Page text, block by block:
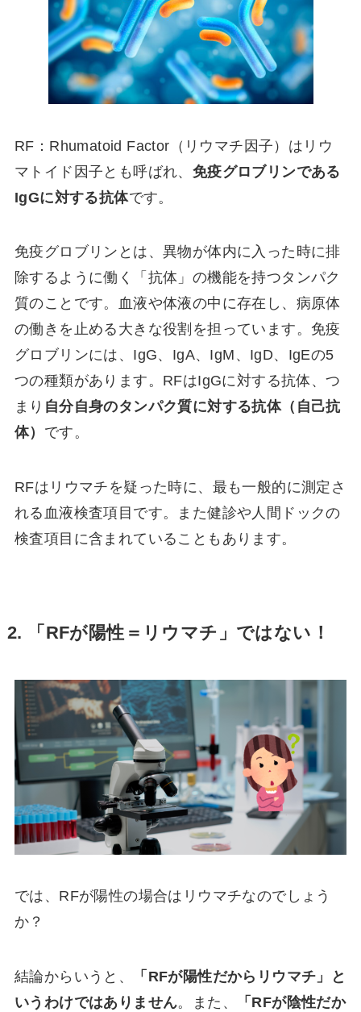
RF：Rhumatoid Factor（リウマチ因子）はリウ
マトイド因子とも呼ばれ、 免疫グロブリンである
IgGに対する抗体です。
免疫グロブリンとは、異物が体内に入った時に排
除するように働く「抗体」の機能を持つタンパク
質のことです。血液や体液の中に存在し、病原体
の働きを止める大きな役割を担っています。免疫
グロブリンには、IgG、IgA、IgM、IgD、IgEの5
つの種類があります。RFはIgGに対する抗体、つ
まり 自分自身のタンパク質に対する抗体（自己抗
体） です。
RFはリウマチを疑った時に、最も一般的に測定さ
れる血液検査項目です。また健診や人間ドックの
検査項目に含まれていることもあります。
2. 「RFが陽性＝リウマチ」ではない！
では、RFが陽性の場合はリウマチなのでしょう
か？
結論からいうと、
「RFが陽性だからリウマチ」と
いうわけではありません。また、
「RFが陰性だか